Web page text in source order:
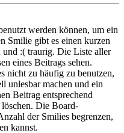
werden können, um ein
Smilie gibt es einen kurzen
:( traurig. Die Liste aller
eines Beitrags sehen.
nicht zu häufig zu benutzen,
unlesbar machen und ein
Beitrag entsprechend
Die Board-
der Smilies begrenzen,
kannst.